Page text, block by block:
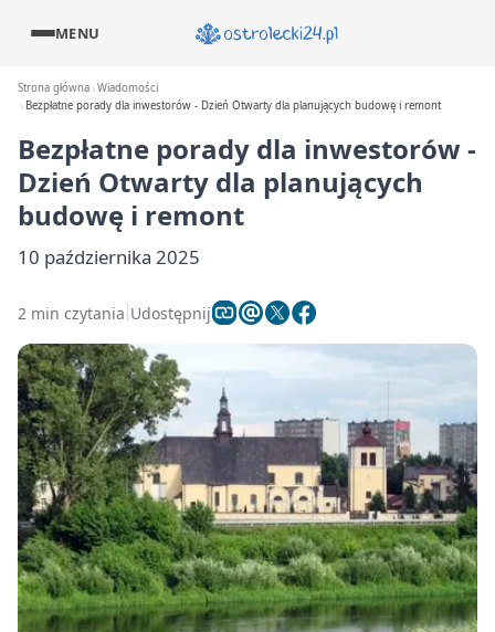
MENU
Strona główna Wiadomości
Bezpłatne porady dla inwestorów - Dzień Otwarty dla planujących budowę i remont
Bezpłatne porady dla inwestorów -
Dzień Otwarty dla planujących
budowę i remont
10 października 2025
2 min czytania Udostępnij